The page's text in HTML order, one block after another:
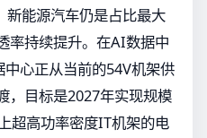
新能源汽车仍是占比最大
率持续提升。在AI数据中
心正从当前的54V机架供
，目标是2027年实现规模
超高功率密度IT机架的电